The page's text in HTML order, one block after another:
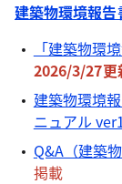
建築物環境報
「建築物環
2026/3/27更
建築物環境
ニュアル
Q&A（建築
掲載